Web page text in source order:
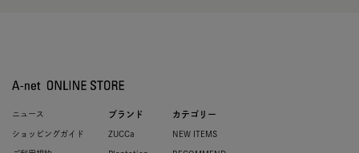
ニュース
ショッピングガイド
ブランド
ZUCCa
カテゴリー
NEW ITEMS